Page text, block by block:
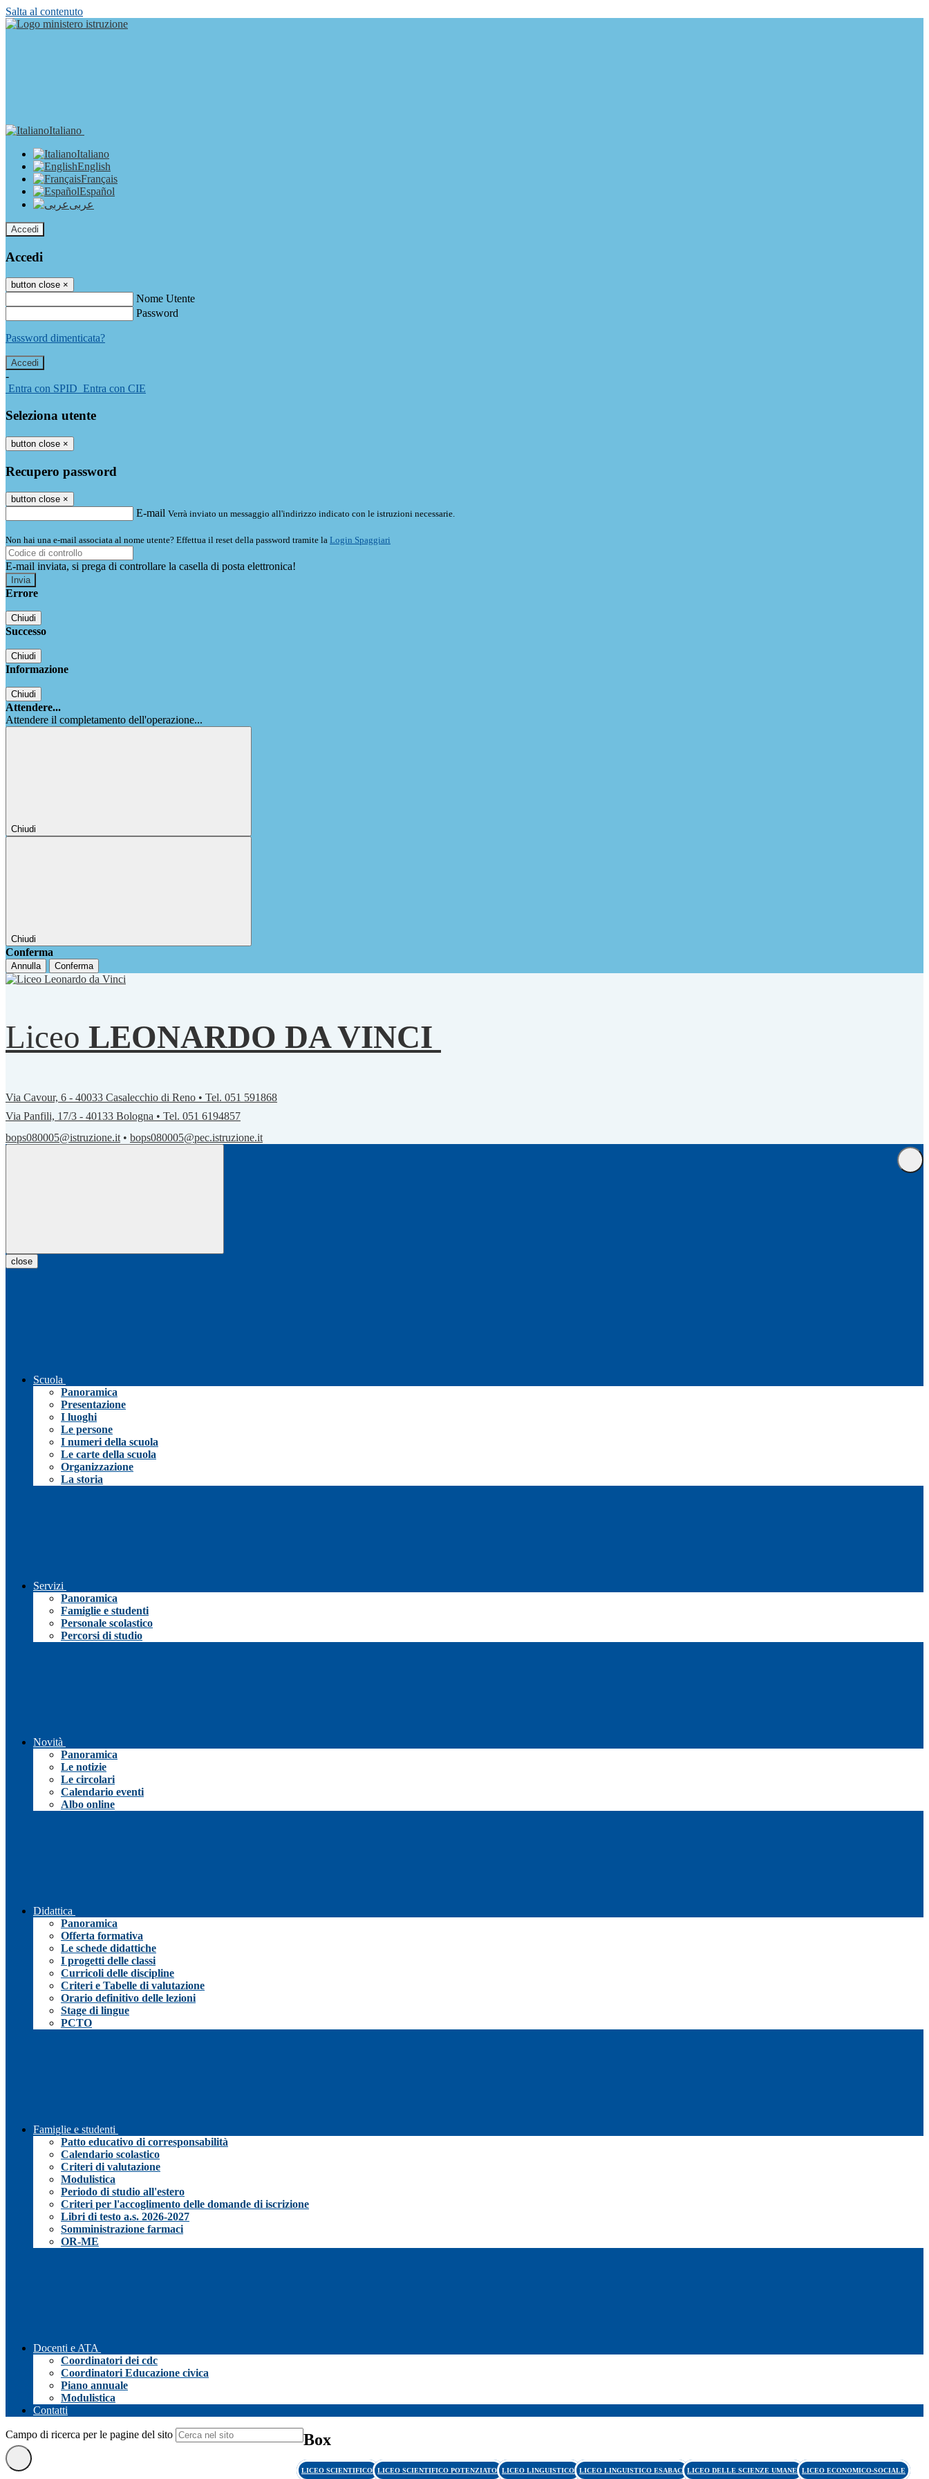
Salta al contenuto
Italiano
Italiano
English
Français
Español
عربى
Accedi
Accedi
button close ×
Nome Utente
Password
Password dimenticata?
-
Entra con SPID Entra con CIE
Seleziona utente
button close ×
Recupero password
button close ×
E-mail Verrà inviato un messaggio all'indirizzo indicato con le istruzioni necessarie.
Non hai una e-mail associata al nome utente? Effettua il reset della password tramite la Login Spaggiari
E-mail inviata, si prega di controllare la casella di posta elettronica!
Errore
Chiudi
Successo
Chiudi
Informazione
Chiudi
Attendere...
Attendere il completamento dell'operazione...
Chiudi
Chiudi
Conferma
Annulla Conferma
Liceo LEONARDO DA VINCI
Via Cavour, 6 - 40033 Casalecchio di Reno • Tel. 051 591868
Via Panfili, 17/3 - 40133 Bologna • Tel. 051 6194857
bops080005@istruzione.it • bops080005@pec.istruzione.it
close
Scuola
Panoramica
Presentazione
I luoghi
Le persone
I numeri della scuola
Le carte della scuola
Organizzazione
La storia
Servizi
Panoramica
Famiglie e studenti
Personale scolastico
Percorsi di studio
Novità
Panoramica
Le notizie
Le circolari
Calendario eventi
Albo online
Didattica
Panoramica
Offerta formativa
Le schede didattiche
I progetti delle classi
Curricoli delle discipline
Criteri e Tabelle di valutazione
Orario definitivo delle lezioni
Stage di lingue
PCTO
Famiglie e studenti
Patto educativo di corresponsabilità
Calendario scolastico
Criteri di valutazione
Modulistica
Periodo di studio all'estero
Criteri per l'accoglimento delle domande di iscrizione
Libri di testo a.s. 2026-2027
Somministrazione farmaci
OR-ME
Docenti e ATA
Coordinatori dei cdc
Coordinatori Educazione civica
Piano annuale
Modulistica
Contatti
Campo di ricerca per le pagine del sito Box
LICEO SCIENTIFICO LICEO SCIENTIFICO POTENZIATO LICEO LINGUISTICO LICEO LINGUISTICO ESABAC LICEO DELLE SCIENZE UMANE LICEO ECONOMICO-SOCIALE